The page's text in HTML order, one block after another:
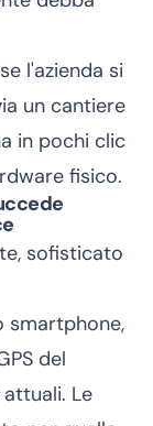
l'azienda si
un cantiere
in pochi clic
fisico.
sofisticato
smartphone,
del
Le